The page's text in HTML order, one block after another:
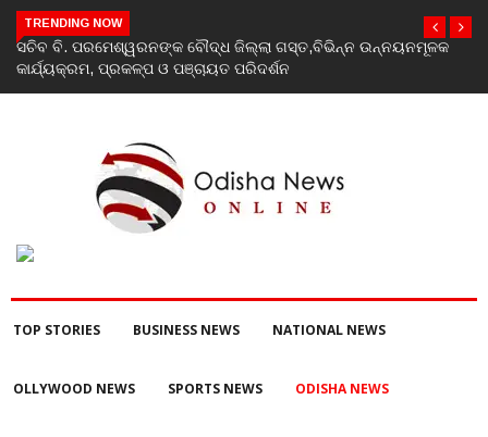
TRENDING NOW
India’s youth greatest strength, potential unmatched globally:
Rahul Gandhi at ‘Chhatron Ki Goonj’ event
TOP STORIES BUSINESS NEWS NATIONAL NEWS
OLLYWOOD NEWS SPORTS NEWS ODISHA NEWS